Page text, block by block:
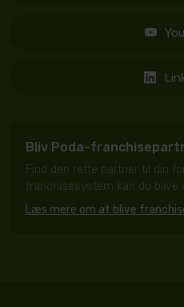
Bliv Poda-
Find den rette partner til din
franchisesystem kan du blive
Læs mere om at blive